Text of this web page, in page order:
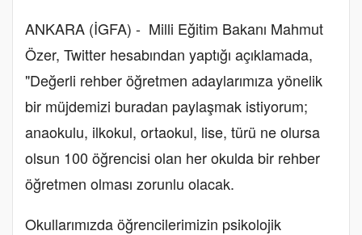
ANKARA (İGFA) - Milli Eğitim Bakanı Mahmut
Özer, Twitter hesabından yaptığı açıklamada,
"Değerli rehber öğretmen adaylarımıza yönelik
bir müjdemizi buradan paylaşmak istiyorum;
anaokulu, ilkokul, ortaokul, lise, türü ne olursa
olsun 100 öğrencisi olan her okulda bir rehber
öğretmen olması zorunlu olacak.
Okullarımızda öğrencilerimizin psikolojik